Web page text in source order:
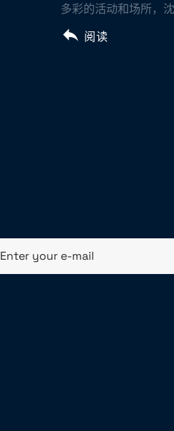
多彩的活动和场所，
阅读
Enter your e-mail